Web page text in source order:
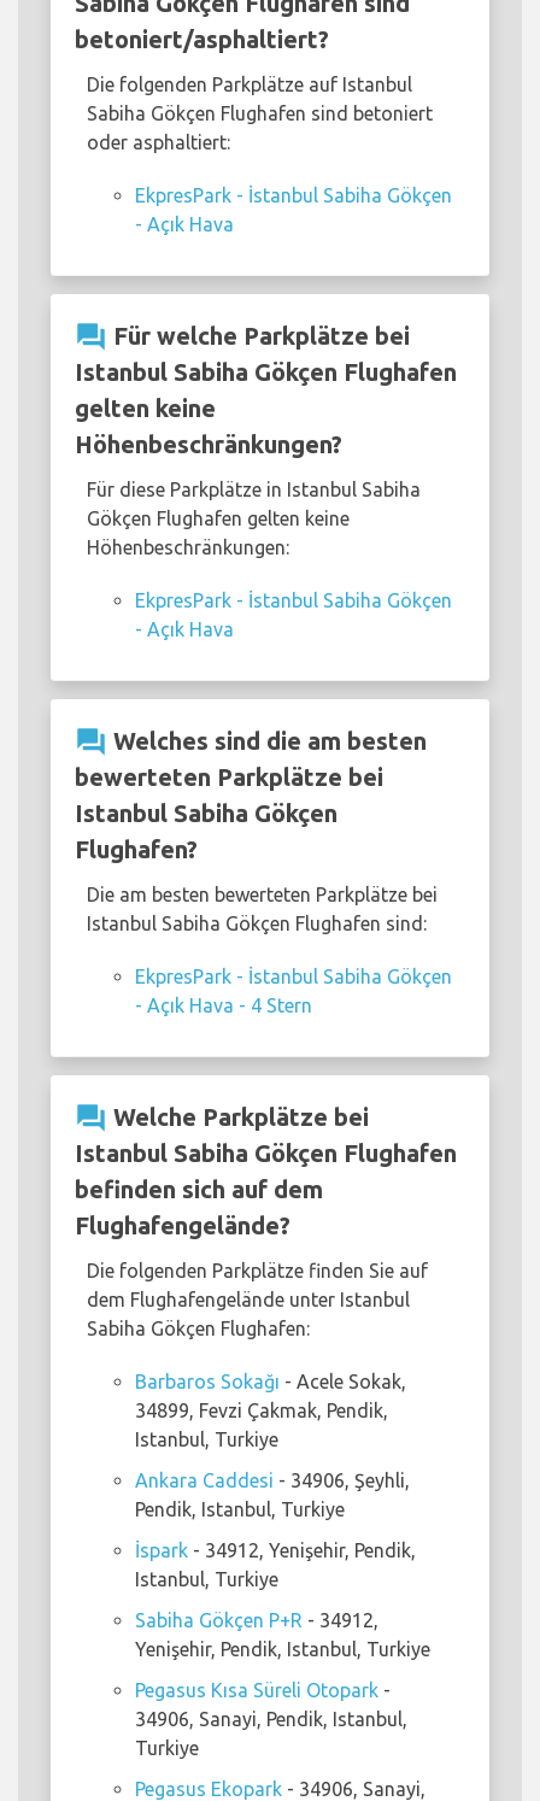
betoniert/asphaltiert?
Die folgenden Parkplätze auf Istanbul
Sabiha Gökçen Flughafen sind betoniert
oder asphaltiert:
EkpresPark - İstanbul Sabiha Gökçen
- Açık Hava
question_answer Für welche Parkplätze bei
Istanbul Sabiha Gökçen Flughafen
gelten keine
Höhenbeschränkungen?
Für diese Parkplätze in Istanbul Sabiha
Gökçen Flughafen gelten keine
Höhenbeschränkungen:
EkpresPark - İstanbul Sabiha Gökçen
- Açık Hava
question_answer Welches sind die am besten
bewerteten Parkplätze bei
Istanbul Sabiha Gökçen
Flughafen?
Die am besten bewerteten Parkplätze bei
Istanbul Sabiha Gökçen Flughafen sind:
EkpresPark - İstanbul Sabiha Gökçen
- Açık Hava - 4 Stern
question_answer Welche Parkplätze bei
Istanbul Sabiha Gökçen Flughafen
befinden sich auf dem
Flughafengelände?
Die folgenden Parkplätze finden Sie auf
dem Flughafengelände unter Istanbul
Sabiha Gökçen Flughafen:
Barbaros Sokağı - Acele Sokak,
34899, Fevzi Çakmak, Pendik,
Istanbul, Turkiye
Ankara Caddesi - 34906, Şeyhli,
Pendik, Istanbul, Turkiye
İspark - 34912, Yenişehir, Pendik,
Istanbul, Turkiye
Sabiha Gökçen P+R - 34912,
Yenişehir, Pendik, Istanbul, Turkiye
Pegasus Kısa Süreli Otopark -
34906, Sanayi, Pendik, Istanbul,
Turkiye
Pegasus Ekopark - 34906, Sanayi,